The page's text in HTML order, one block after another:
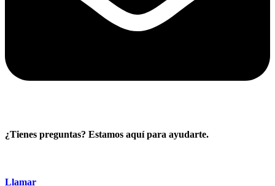
¿Tienes preguntas? Estamos aquí para ayudarte.
Llamar